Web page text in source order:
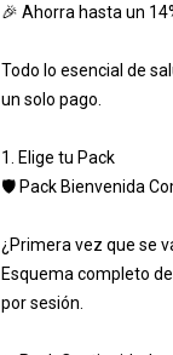
🎉 Ahorra hasta un
Todo lo esencial de
un solo pago.
1. Elige tu Pack
🛡️ Pack Bienvenida
¿Primera vez que se
Esquema completo
por sesión.
Datos
Nombre
Especie
Raza (requerido)